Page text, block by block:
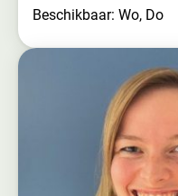
Beschikbaar: Wo, Do